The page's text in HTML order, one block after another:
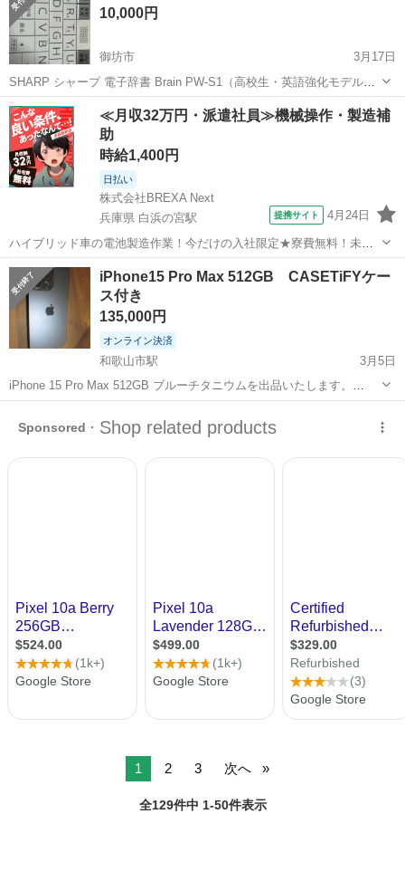
ライ...
10,000円
御坊市
3月17日
SHARP シャープ 電子辞書 Brain PW-S1（高校生・英語強化モデル）
使用期間は数ヶ月です。 ボタンのところに汚れあります、画像を確認
してください。 動作不備はありません。 充電器紛失のため購入してく
ださい。 モ...
和歌山 御坊市 その他 電子辞書
≪月収32万円・派遣社員≫機械操作・製造補
助
時給1,400円
日払い
株式会社BREXA Next
兵庫県 白浜の宮駅
提携サイト 4月24日
ハイブリッド車の電池製造作業！今だけの入社限定★寮費無料！未経
験活躍中★20～50代の男性活躍中！安定企業で長期で働きたい方オス
スメ！年間休日130日！正社員登用制度あり！マイカー通勤OK！ワン
ルーム寮完備！《兵庫県姫路市》...
兵庫 姫路市
iPhone15 Pro Max 512GB CASETiFYケー
ス付き
135,000円
オンライン決済
和歌山市駅
3月5日
iPhone 15 Pro Max 512GB ブルーチタニウムを出品いたします。
Apple Storeにて新品で一括購入し、残債なし・SIMフリーの端末で
す。 写真が趣味で容量が足りなくなってきたため、買い替え予定に...
1 2 3 次へ
全129件中 1-50件表示